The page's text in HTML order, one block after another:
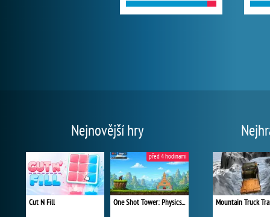
Nejnovější hry
Cut N Fill One Shot Tower: Physics Destroyer
před 4 hodinami
Mountain Truck